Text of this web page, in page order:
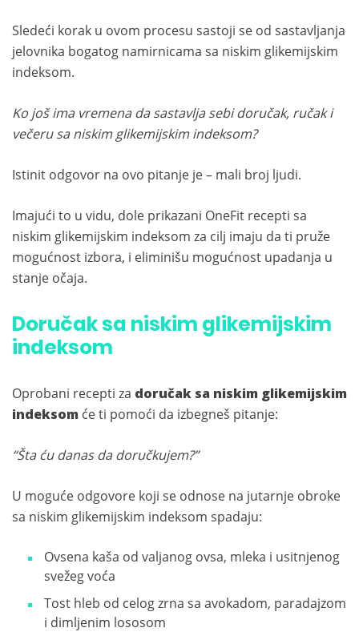
Sledeći korak u ovom procesu sastoji se od sastavljanja
jelovnika bogatog namirnicama sa niskim glikemijskim
indeksom.
Ko još ima vremena da sastavlja sebi doručak, ručak i
večeru sa niskim glikemijskim indeksom?
Istinit odgovor na ovo pitanje je – mali broj ljudi.
Imajući to u vidu, dole prikazani OneFit recepti sa
niskim glikemijskim indeksom za cilj imaju da ti pruže
mogućnost izbora, i eliminišu mogućnost upadanja u
stanje očaja.
Doručak sa niskim glikemijskim
indeksom
Oprobani recepti za doručak sa niskim glikemijskim
indeksom će ti pomoći da izbegneš pitanje:
“Šta ću danas da doručkujem?”
U moguće odgovore koji se odnose na jutarnje obroke
sa niskim glikemijskim indeksom spadaju:
Ovsena kaša od valjanog ovsa, mleka i usitnjenog
svežeg voća
Tost hleb od celog zrna sa avokadom, paradajzom
i dimljenim lososom